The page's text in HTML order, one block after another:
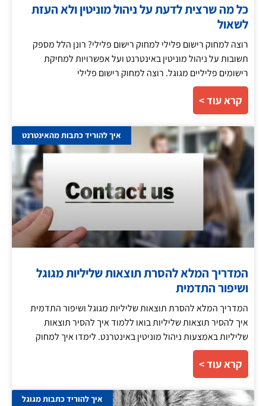
כל מה שרצית לדעת על ניהול מוניטין ולא העזת
לשאול
רוצה למחוק רישום פלילי למחוק רישום פלילי? רונן הלל מספק
תשובות על ניהול מוניטין באינטרנט ועל אפשרויות למחיקת
רישומים פליליים מגוגל. רוצה למחוק רישום פלילי
קרא עוד >
איך להוריד כתבות מהאינטרנט
המדריך המלא להסרת תוצאות שליליות מגוגל
ושיפור התדמית
המדריך המלא להסרת תוצאות שליליות מגוגל ושיפור התדמית
איך להסיר תוצאות שליליות בואו ללמוד איך להסיר תוצאות
שליליות באמצעות ניהול מוניטין באינטרנט. לימדו איך למחוק
קרא עוד >
איך להוריד כתבות מגוגל